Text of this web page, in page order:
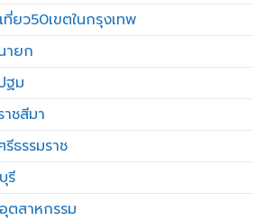
ยว50เขตในกรุงเทพ
ายก
ฐม
ชสีมา
ธรรมราช
รี
ตสาหกรรม